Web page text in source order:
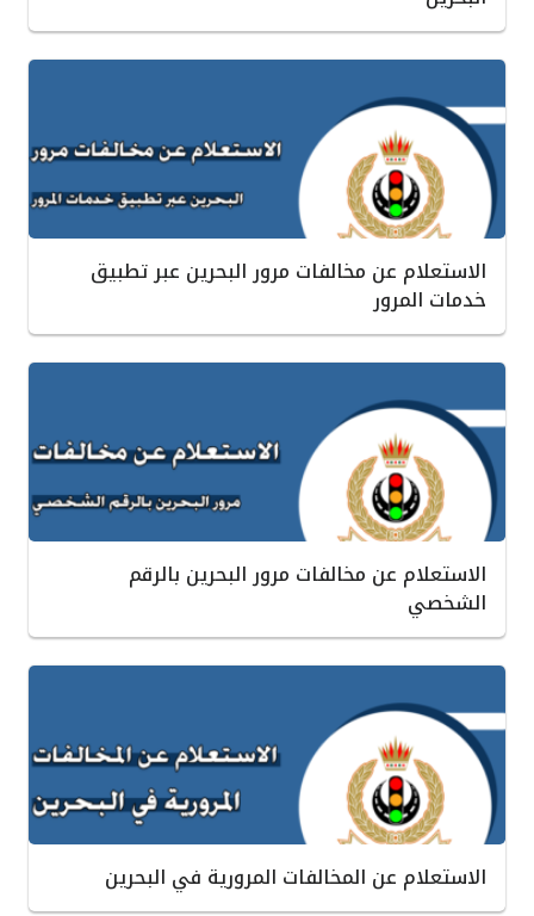
الاستعلام عن مخالفات مرور البحرين عبر تطبيق
خدمات المرور
الاستعلام عن مخالفات مرور البحرين بالرقم
الشخصي
الاستعلام عن المخالفات المرورية في البحرين